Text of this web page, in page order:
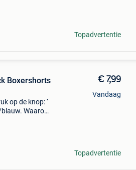
Topadvertentie
Boxershorts
op de knop: ‘
Waarom
€ 7,99
Vandaag
Topadvertentie